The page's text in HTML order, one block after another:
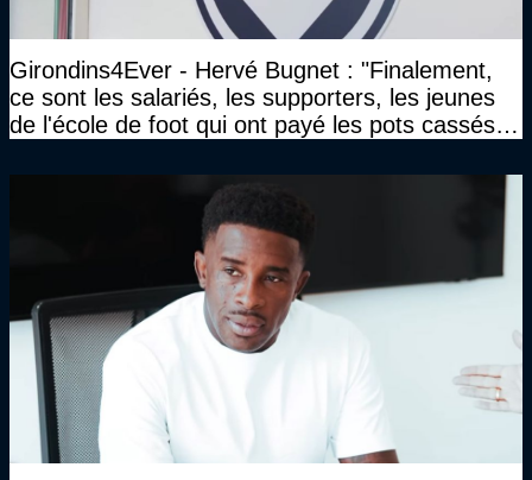
Girondins4Ever - Hervé Bugnet : "Finalement,
ce sont les salariés, les supporters, les jeunes
de l'école de foot qui ont payé les pots cassés